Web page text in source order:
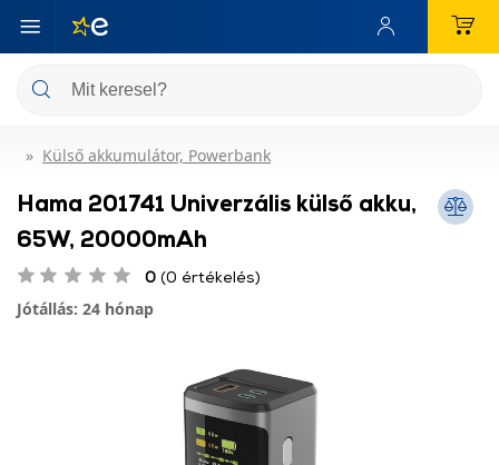
Külső akkumulátor, Powerbank
Hama 201741 Univerzális külső akku,
65W, 20000mAh
0 (0 értékelés)
Jótállás: 24 hónap